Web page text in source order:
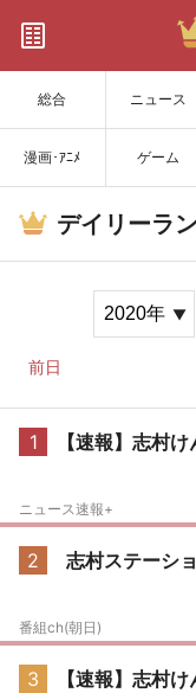
総合 ニュース
漫画･ｱﾆﾒ ゲーム
デイリーラ
前日
1 【速報】志村
ニュース速報+
2 志村ステーシ
番組ch(朝日)
3 【速報】志村